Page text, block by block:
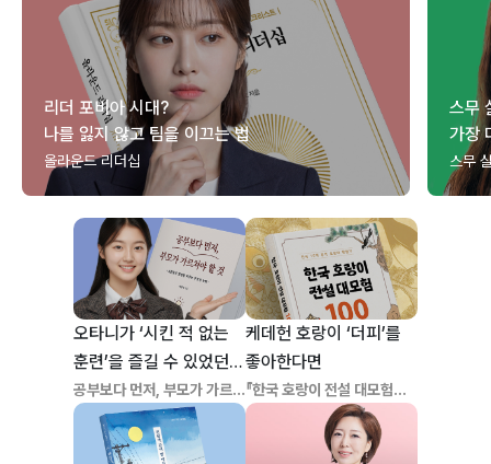
리더 포비아 시대?
나를 잃지 않고 팀을 이끄는 법
올라운드 리더십
스무
가장
스무
오타니가 ‘시킨 적 없는
훈련’을 즐길 수 있었던
이유
공부보다 먼저, 부모가 가르쳐
야 할 것
케데헌 호랑이 ‘더피’를
좋아한다면
『한국 호랑이 전설 대모험
100』